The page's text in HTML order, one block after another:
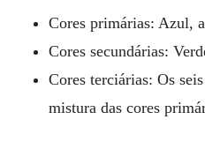
Cores primárias: Azul,
Cores secundárias:
Cores terciárias: Os
mistura das cores